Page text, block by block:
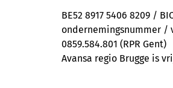
BE52 8917 5406 8209 /
ondernemingsnummer /
0859.584.801 (RPR Gent)
Avansa regio Brugge is